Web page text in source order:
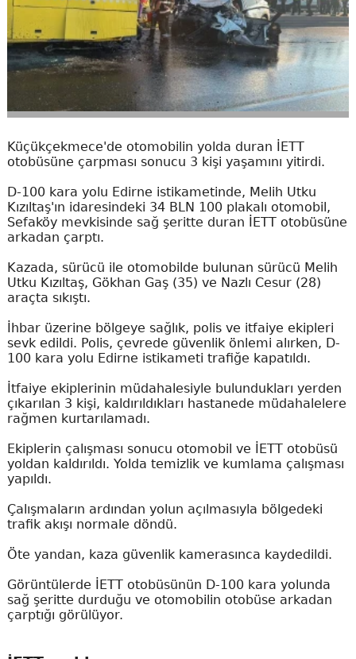
Küçükçekmece'de otomobilin yolda duran İETT
otobüsüne çarpması sonucu 3 kişi yaşamını yitirdi.
D-100 kara yolu Edirne istikametinde, Melih Utku
Kızıltaş'ın idaresindeki 34 BLN 100 plakalı otomobil,
Sefaköy mevkisinde sağ şeritte duran İETT otobüsüne
arkadan çarptı.
Kazada, sürücü ile otomobilde bulunan sürücü Melih
Utku Kızıltaş, Gökhan Gaş (35) ve Nazlı Cesur (28)
araçta sıkıştı.
İhbar üzerine bölgeye sağlık, polis ve itfaiye ekipleri
sevk edildi. Polis, çevrede güvenlik önlemi alırken, D-
100 kara yolu Edirne istikameti trafiğe kapatıldı.
İtfaiye ekiplerinin müdahalesiyle bulundukları yerden
çıkarılan 3 kişi, kaldırıldıkları hastanede müdahalelere
rağmen kurtarılamadı.
Ekiplerin çalışması sonucu otomobil ve İETT otobüsü
yoldan kaldırıldı. Yolda temizlik ve kumlama çalışması
yapıldı.
Çalışmaların ardından yolun açılmasıyla bölgedeki
trafik akışı normale döndü.
Öte yandan, kaza güvenlik kamerasınca kaydedildi.
Görüntülerde İETT otobüsünün D-100 kara yolunda
sağ şeritte durduğu ve otomobilin otobüse arkadan
çarptığı görülüyor.